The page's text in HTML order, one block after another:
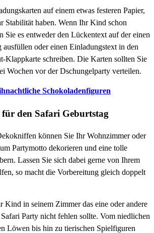
auf einem etwas festeren Papier,
Stabilität haben. Wenn Ihr Kind schon
Sie es entweder den Lückentext auf der einen
ausfüllen oder einen Einladungstext in den
Klappkarte schreiben. Die Karten sollten Sie
Wochen vor der Dschungelparty verteilen.
Schokoladenfiguren
für den Safari Geburtstag
können Sie Ihr Wohnzimmer oder
Partymotto dekorieren und eine tolle
Lassen Sie sich dabei gerne von Ihrem
so macht die Vorbereitung gleich doppelt
Kind in seinem Zimmer das eine oder andere
Party nicht fehlen sollte. Vom niedlichen
Löwen bis hin zu tierischen Spielfiguren